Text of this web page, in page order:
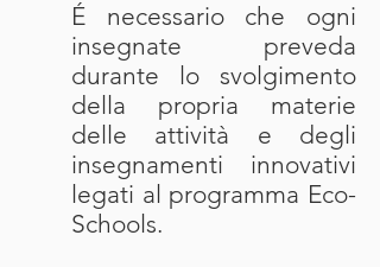
É necessario che ogni
insegnate preveda
durante lo svolgimento
della propria materie
delle attività e degli
insegnamenti innovativi
legati al programma Eco-
Schools.